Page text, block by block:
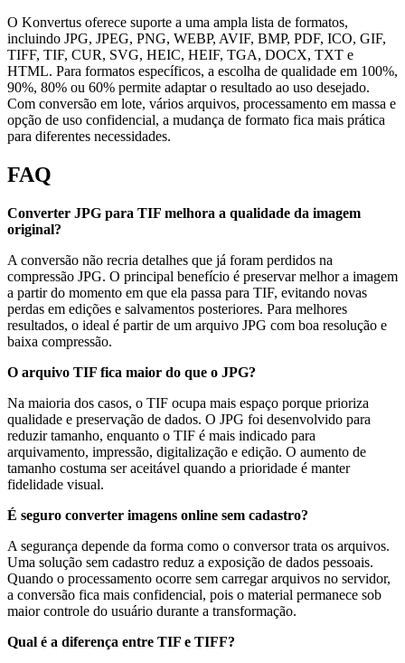
O Konvertus oferece suporte a uma ampla lista de formatos,
incluindo JPG, JPEG, PNG, WEBP, AVIF, BMP, PDF, ICO, GIF,
TIFF, TIF, CUR, SVG, HEIC, HEIF, TGA, DOCX, TXT e
HTML. Para formatos específicos, a escolha de qualidade em 100%,
90%, 80% ou 60% permite adaptar o resultado ao uso desejado.
Com conversão em lote, vários arquivos, processamento em massa e
opção de uso confidencial, a mudança de formato fica mais prática
para diferentes necessidades.
FAQ
Converter JPG para TIF melhora a qualidade da imagem
original?
A conversão não recria detalhes que já foram perdidos na
compressão JPG. O principal benefício é preservar melhor a imagem
a partir do momento em que ela passa para TIF, evitando novas
perdas em edições e salvamentos posteriores. Para melhores
resultados, o ideal é partir de um arquivo JPG com boa resolução e
baixa compressão.
O arquivo TIF fica maior do que o JPG?
Na maioria dos casos, o TIF ocupa mais espaço porque prioriza
qualidade e preservação de dados. O JPG foi desenvolvido para
reduzir tamanho, enquanto o TIF é mais indicado para
arquivamento, impressão, digitalização e edição. O aumento de
tamanho costuma ser aceitável quando a prioridade é manter
fidelidade visual.
É seguro converter imagens online sem cadastro?
A segurança depende da forma como o conversor trata os arquivos.
Uma solução sem cadastro reduz a exposição de dados pessoais.
Quando o processamento ocorre sem carregar arquivos no servidor,
a conversão fica mais confidencial, pois o material permanece sob
maior controle do usuário durante a transformação.
Qual é a diferença entre TIF e TIFF?